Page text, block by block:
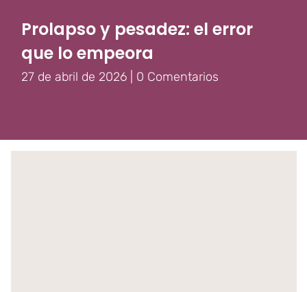
Prolapso y pesadez: el error
que lo empeora
27 de abril de 2026 0 Comentarios